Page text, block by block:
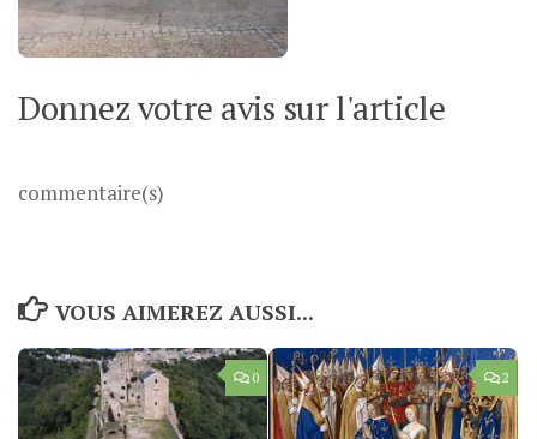
Donnez votre avis sur l'article
commentaire(s)
VOUS AIMEREZ AUSSI...
0 2